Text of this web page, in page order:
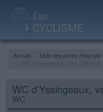
Accueil Liste des points d'eau par
WC d'Yssingeaux,
WC